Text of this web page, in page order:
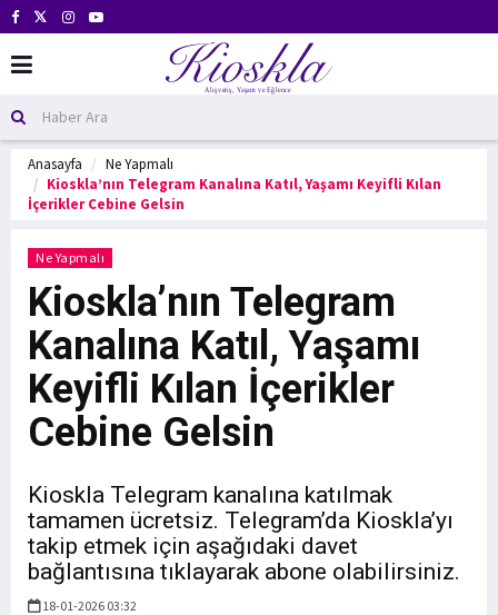
Anasayfa
Ne Yapmalı
Kioskla’nın Telegram Kanalına Katıl, Yaşamı Keyifli Kılan
İçerikler Cebine Gelsin
Ne Yapmalı
Kioskla’nın Telegram
Kanalına Katıl, Yaşamı
Keyifli Kılan İçerikler
Cebine Gelsin
Kioskla Telegram kanalına katılmak
tamamen ücretsiz. Telegram’da Kioskla’yı
takip etmek için aşağıdaki davet
bağlantısına tıklayarak abone olabilirsiniz.
18-01-2026 03:32